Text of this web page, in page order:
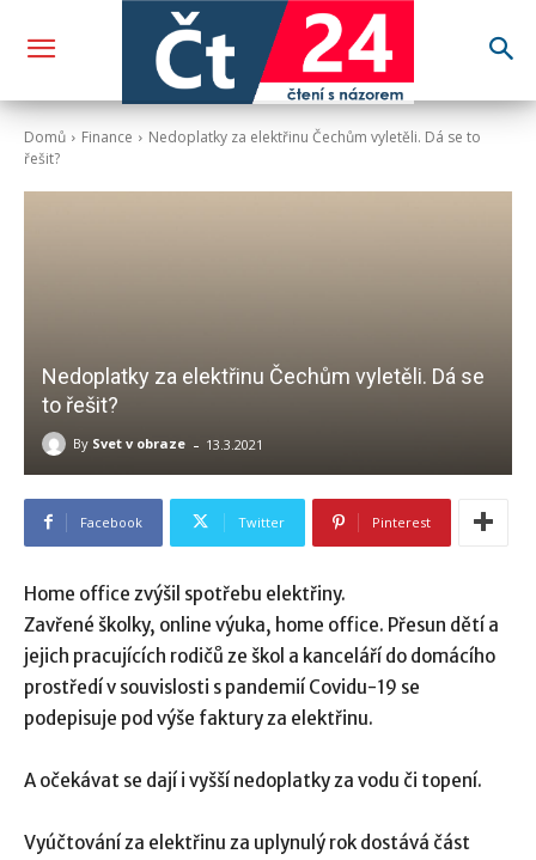
Domů Finance
Nedoplatky za elektřinu Čechům vyletěli. Dá se to
řešit?
Nedoplatky za elektřinu Čechům vyletěli. Dá se
to řešit?
By Svet v obraze - 13.3.2021
Facebook Twitter Pinterest
Home office zvýšil spotřebu elektřiny.
Zavřené školky, online výuka, home office. Přesun dětí a
jejich pracujících rodičů ze škol a kanceláří do domácího
prostředí v souvislosti s pandemií Covidu-19 se
podepisuje pod výše faktury za elektřinu.
A očekávat se dají i vyšší nedoplatky za vodu či topení.
Vyúčtování za elektřinu za uplynulý rok dostává část